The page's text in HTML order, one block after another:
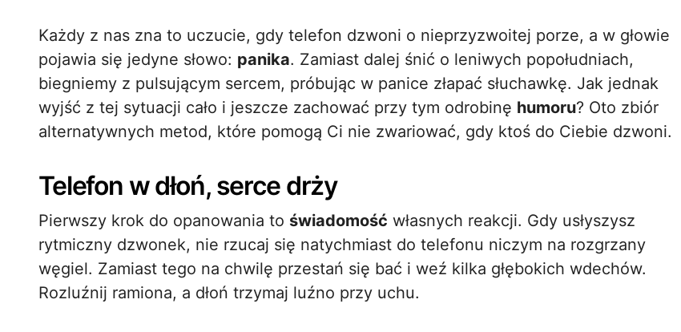
Każdy z nas zna to uczucie, gdy telefon dzwoni o nieprzyzwoitej porze, a w głowie
pojawia się jedyne słowo: panika. Zamiast dalej śnić o leniwych popołudniach,
biegniemy z pulsującym sercem, próbując w panice złapać słuchawkę. Jak jednak
wyjść z tej sytuacji cało i jeszcze zachować przy tym odrobinę humoru? Oto zbiór
alternatywnych metod, które pomogą Ci nie zwariować, gdy ktoś do Ciebie dzwoni.
Telefon w dłoń, serce drży
Pierwszy krok do opanowania to świadomość własnych reakcji. Gdy usłyszysz
rytmiczny dzwonek, nie rzucaj się natychmiast do telefonu niczym na rozgrzany
węgiel. Zamiast tego na chwilę przestań się bać i weź kilka głębokich wdechów.
Rozluźnij ramiona, a dłoń trzymaj luźno przy uchu.